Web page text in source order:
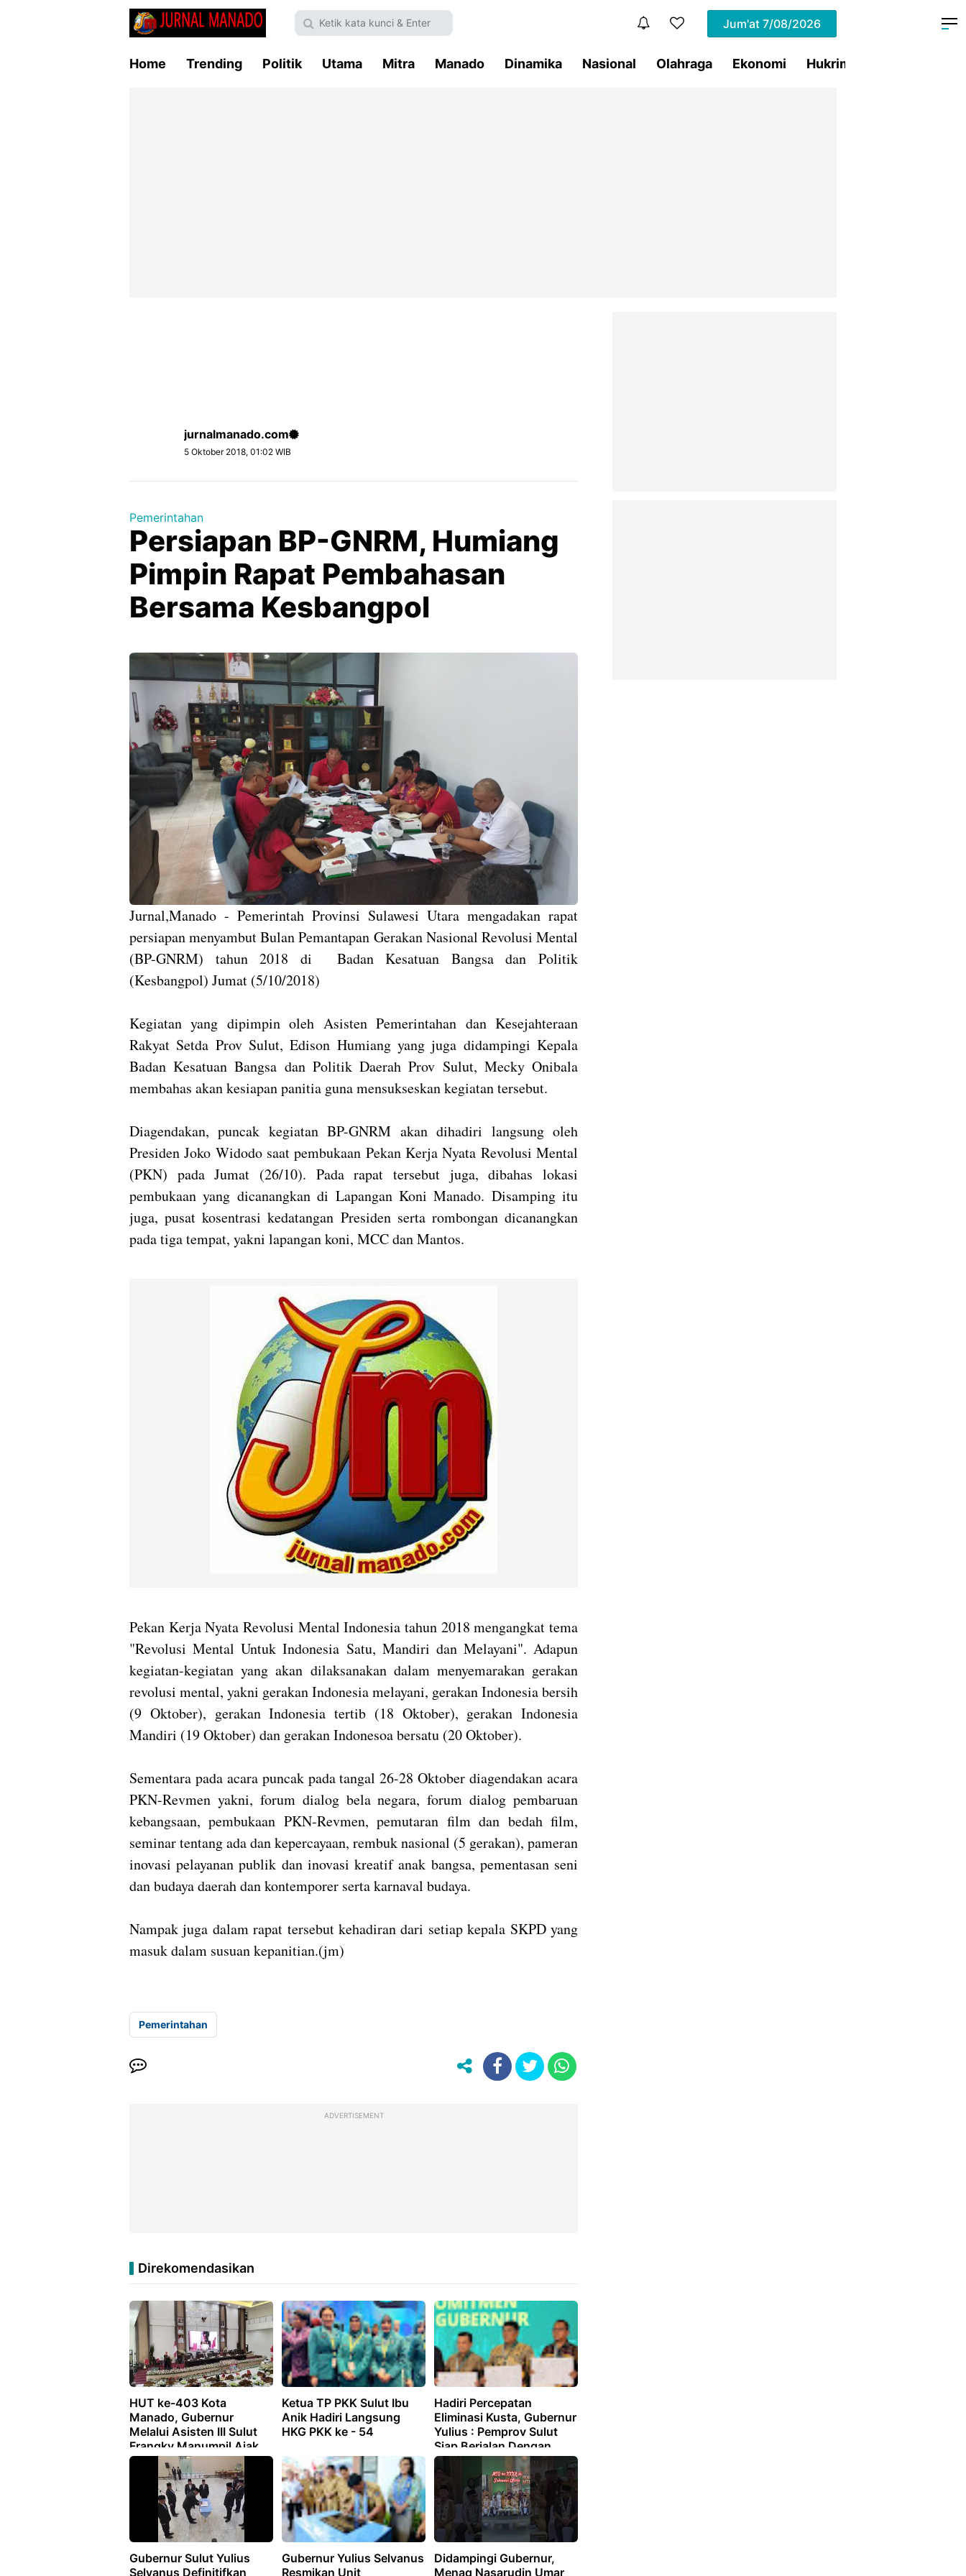
Jum'at 7/08/2026
Home Trending Politik Utama Mitra Manado Dinamika Nasional Olahraga Ekonomi Hukrim
jurnalmanado.com
5 Oktober 2018, 01:02 WIB
Pemerintahan
Persiapan BP-GNRM, Humiang
Pimpin Rapat Pembahasan
Bersama Kesbangpol
Jurnal,Manado - Pemerintah Provinsi Sulawesi Utara mengadakan rapat
persiapan menyambut Bulan Pemantapan Gerakan Nasional Revolusi Mental
(BP-GNRM) tahun 2018 di Badan Kesatuan Bangsa dan Politik
(Kesbangpol) Jumat (5/10/2018)
Kegiatan yang dipimpin oleh Asisten Pemerintahan dan Kesejahteraan
Rakyat Setda Prov Sulut, Edison Humiang yang juga didampingi Kepala
Badan Kesatuan Bangsa dan Politik Daerah Prov Sulut, Mecky Onibala
membahas akan kesiapan panitia guna mensukseskan kegiatan tersebut.
Diagendakan, puncak kegiatan BP-GNRM akan dihadiri langsung oleh
Presiden Joko Widodo saat pembukaan Pekan Kerja Nyata Revolusi Mental
(PKN) pada Jumat (26/10). Pada rapat tersebut juga, dibahas lokasi
pembukaan yang dicanangkan di Lapangan Koni Manado. Disamping itu
juga, pusat kosentrasi kedatangan Presiden serta rombongan dicanangkan
pada tiga tempat, yakni lapangan koni, MCC dan Mantos.
Pekan Kerja Nyata Revolusi Mental Indonesia tahun 2018 mengangkat tema
"Revolusi Mental Untuk Indonesia Satu, Mandiri dan Melayani". Adapun
kegiatan-kegiatan yang akan dilaksanakan dalam menyemarakan gerakan
revolusi mental, yakni gerakan Indonesia melayani, gerakan Indonesia bersih
(9 Oktober), gerakan Indonesia tertib (18 Oktober), gerakan Indonesia
Mandiri (19 Oktober) dan gerakan Indonesoa bersatu (20 Oktober).
Sementara pada acara puncak pada tangal 26-28 Oktober diagendakan acara
PKN-Revmen yakni, forum dialog bela negara, forum dialog pembaruan
kebangsaan, pembukaan PKN-Revmen, pemutaran film dan bedah film,
seminar tentang ada dan kepercayaan, rembuk nasional (5 gerakan), pameran
inovasi pelayanan publik dan inovasi kreatif anak bangsa, pementasan seni
dan budaya daerah dan kontemporer serta karnaval budaya.
Nampak juga dalam rapat tersebut kehadiran dari setiap kepala SKPD yang
masuk dalam susuan kepanitian.(jm)
Pemerintahan
ADVERTISEMENT
Direkomendasikan
HUT ke-403 Kota
Manado, Gubernur
Melalui Asisten III Sulut
Frangky Manumpil Ajak
Sinergi Bangun Daerah
Ketua TP PKK Sulut Ibu
Anik Hadiri Langsung
HKG PKK ke - 54
Hadiri Percepatan
Eliminasi Kusta, Gubernur
Yulius : Pemprov Sulut
Siap Berjalan Dengan
Pemerintah Pusat
Gubernur Sulut Yulius
Selvanus Definitifkan
Gubernur Yulius Selvanus
Resmikan Unit
Didampingi Gubernur,
Menag Nasarudin Umar